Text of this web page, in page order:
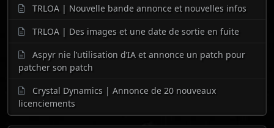
TRLOA | Nouvelle bande annonce et nouvelles infos
TRLOA | Des images et une date de sortie en fuite
Aspyr nie l’utilisation d’IA et annonce un patch pour
patcher son patch
Crystal Dynamics | Annonce de 20 nouveaux
licenciements